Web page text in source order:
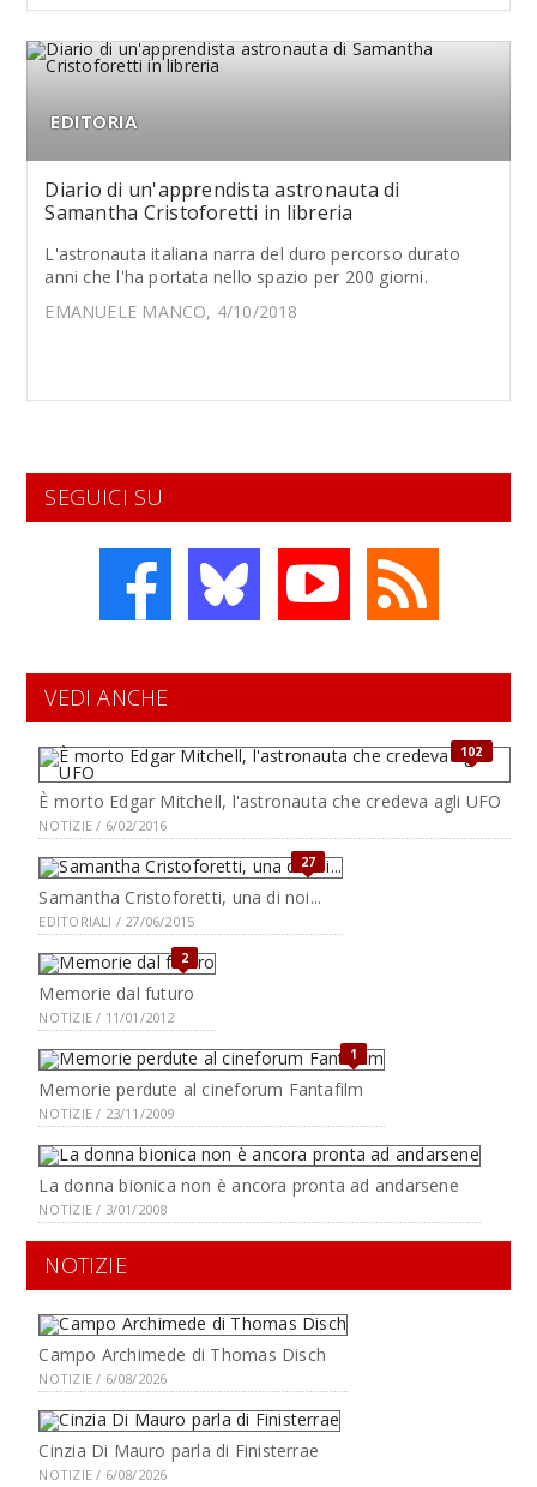
EDITORIA
Diario di un'apprendista astronauta di
Samantha Cristoforetti in libreria
L'astronauta italiana narra del duro percorso durato
anni che l'ha portata nello spazio per 200 giorni.
EMANUELE MANCO, 4/10/2018
SEGUICI SU
VEDI ANCHE
102
È morto Edgar Mitchell, l'astronauta che credeva agli UFO
NOTIZIE / 6/02/2016
27
Samantha Cristoforetti, una di noi...
EDITORIALI / 27/06/2015
2
Memorie dal futuro
NOTIZIE / 11/01/2012
1
Memorie perdute al cineforum Fantafilm
NOTIZIE / 23/11/2009
La donna bionica non è ancora pronta ad andarsene
NOTIZIE / 3/01/2008
NOTIZIE
Campo Archimede di Thomas Disch
NOTIZIE / 6/08/2026
Cinzia Di Mauro parla di Finisterrae
NOTIZIE / 6/08/2026